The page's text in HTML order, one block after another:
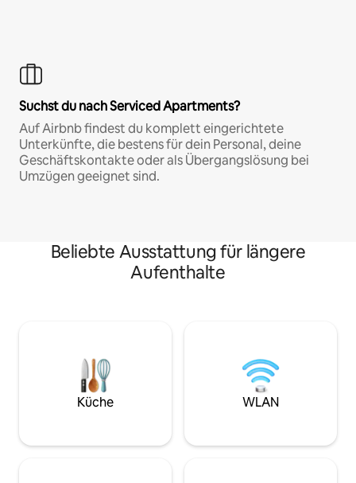
Suchst du nach Serviced Apartments?
Auf Airbnb findest du komplett eingerichtete
Unterkünfte, die bestens für dein Personal, deine
Geschäftskontakte oder als Übergangslösung bei
Umzügen geeignet sind.
Beliebte Ausstattung für längere
Aufenthalte
Küche WLAN